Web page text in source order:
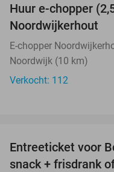
Huur e-chopper
Noordwijkerhout
E-chopper
Noordwijk (10 km)
Verkocht: 112
Entreeticket voor
snack + frisdrank